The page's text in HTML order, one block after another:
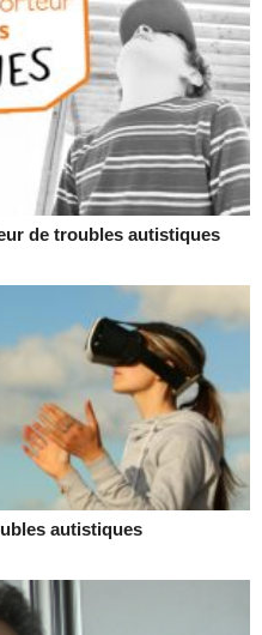
de troubles autistiques
autistiques